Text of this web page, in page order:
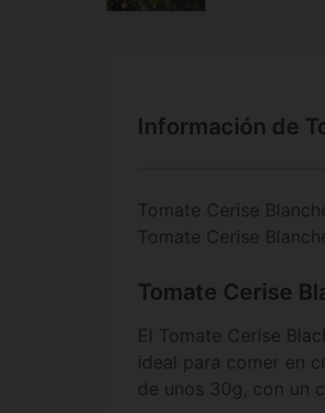
Información de
Tomate Cerise
Tomate Cerise
Tomate Cerise
El Tomate Cerise
ideal para comer en
de unos 30g, con un